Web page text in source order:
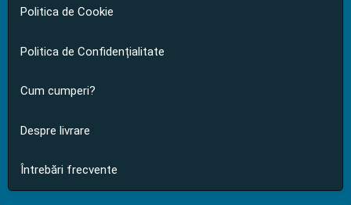
Politica de Cookie
Politica de Confidențialitate
Cum cumperi?
Despre livrare
Întrebări frecvente